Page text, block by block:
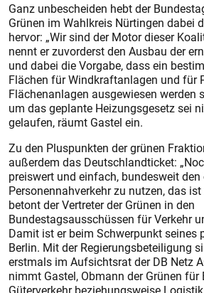
Ganz unbescheiden hebt der
Grünen im Wahlkreis Nürtingen dabei
hervor: „Wir sind der Motor dieser
nennt er zuvorderst den Ausbau der
und dabei die Vorgabe, dass ein
Flächen für Windkraftanlagen und für
Flächenanlagen ausgewiesen werden
um das geplante Heizungsgesetz sei
gelaufen, räumt Gastel ein.
Zu den Pluspunkten der grünen
außerdem das Deutschlandticket:
preiswert und einfach, bundesweit
Personennahverkehr zu nutzen, das
betont der Vertreter der Grünen in den
Bundestagsausschüssen für Verkehr
Damit ist er beim Schwerpunkt seines
Berlin. Mit der Regierungsbeteiligung
erstmals im Aufsichtsrat der DB Netz
nimmt Gastel, Obmann der Grünen